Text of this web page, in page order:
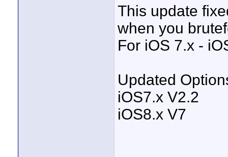
This update
when you
For iOS 7.x -
Updated
iOS7.x V2.2
iOS8.x V7